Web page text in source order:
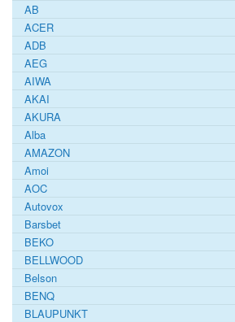
AB
ACER
ADB
AEG
AIWA
AKAI
AKURA
Alba
AMAZON
Amoi
AOC
Autovox
Barsbet
BEKO
BELLWOOD
Belson
BENQ
BLAUPUNKT